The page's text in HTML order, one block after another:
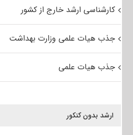
کارشناسی ارشد خارج از کشور
جذب هیات علمی وزارت بهداشت
جذب هیات علمی
ارشد بدون کنکور